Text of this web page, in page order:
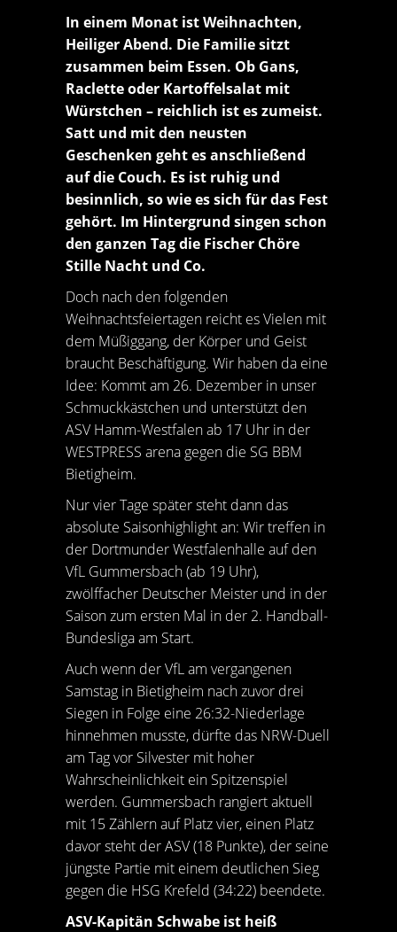
In einem Monat ist Weihnachten,
Heiliger Abend. Die Familie sitzt
zusammen beim Essen. Ob Gans,
Raclette oder Kartoffelsalat mit
Würstchen – reichlich ist es zumeist.
Satt und mit den neusten
Geschenken geht es anschließend
auf die Couch. Es ist ruhig und
besinnlich, so wie es sich für das Fest
gehört. Im Hintergrund singen schon
den ganzen Tag die Fischer Chöre
Stille Nacht und Co.
Doch nach den folgenden
Weihnachtsfeiertagen reicht es Vielen mit
dem Müßiggang, der Körper und Geist
braucht Beschäftigung. Wir haben da eine
Idee: Kommt am 26. Dezember in unser
Schmuckkästchen und unterstützt den
ASV Hamm-Westfalen ab 17 Uhr in der
WESTPRESS arena gegen die SG BBM
Bietigheim.
Nur vier Tage später steht dann das
absolute Saisonhighlight an: Wir treffen in
der Dortmunder Westfalenhalle auf den
VfL Gummersbach (ab 19 Uhr),
zwölffacher Deutscher Meister und in der
Saison zum ersten Mal in der 2. Handball-
Bundesliga am Start.
Auch wenn der VfL am vergangenen
Samstag in Bietigheim nach zuvor drei
Siegen in Folge eine 26:32-Niederlage
hinnehmen musste, dürfte das NRW-Duell
am Tag vor Silvester mit hoher
Wahrscheinlichkeit ein Spitzenspiel
werden. Gummersbach rangiert aktuell
mit 15 Zählern auf Platz vier, einen Platz
davor steht der ASV (18 Punkte), der seine
jüngste Partie mit einem deutlichen Sieg
gegen die HSG Krefeld (34:22) beendete.
ASV-Kapitän Schwabe ist heiß